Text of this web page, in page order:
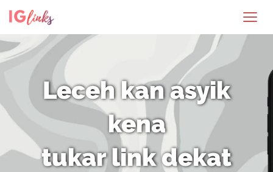
Leceh kan asyik
kena
tukar link dekat